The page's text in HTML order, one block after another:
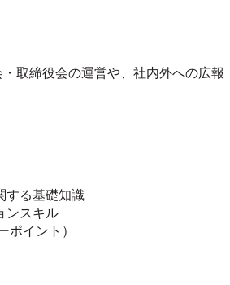
取締役会の運営や、社内外への広
する基礎知識
ンスキル
ポイント）